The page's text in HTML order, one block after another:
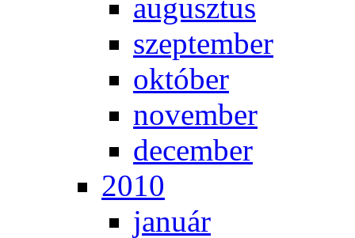
au­gusz­tus
szep­tem­ber
ok­tó­ber
no­vem­ber
de­cem­ber
2010
ja­nu­ár